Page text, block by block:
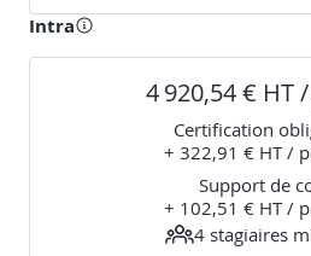
Intra
4 920,54 € HT
Certification
+ 322,91 € HT /
Support de
+ 102,51 € HT /
4 stagiaires